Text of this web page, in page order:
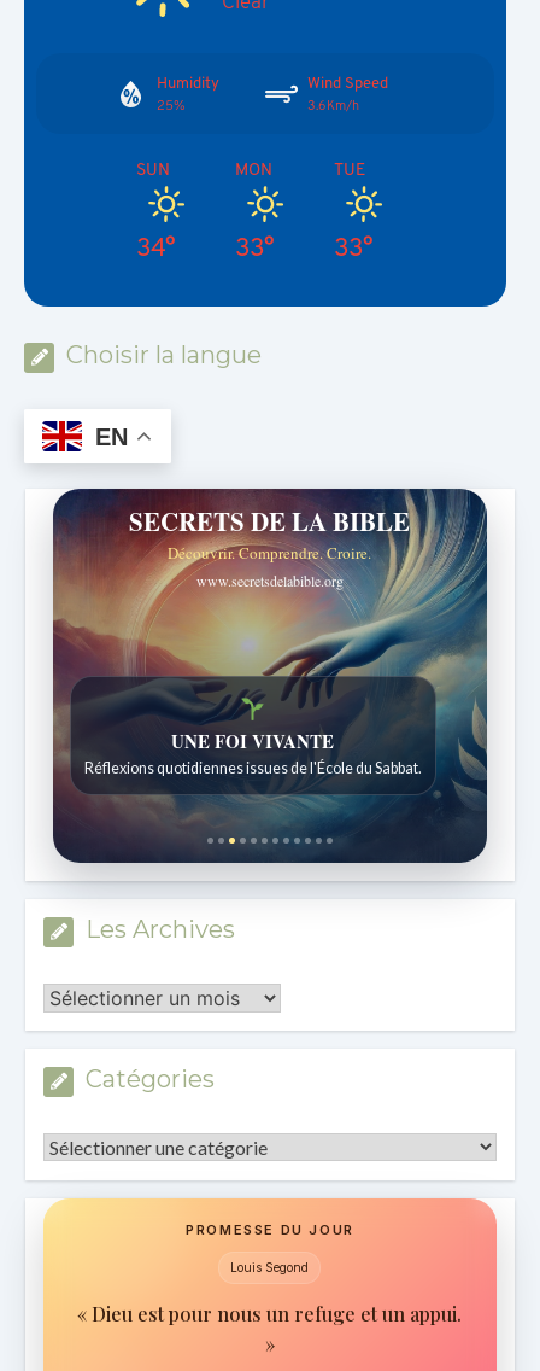
Humidity
25%
Wind Speed
3.6Km/h
SUN
34°
MON
33°
TUE
33°
Choisir la langue
EN
SECRETS DE LA BIBLE
Découvrir. Comprendre. Croire.
www.secretsdelabible.org
Histoires bibliques étonnantes
Histoires pour les enfants de 7 à 12 ans.
Les Archives
Les
Archives
Catégories
Catégories
PROMESSE DU JOUR
Louis Segond
« Dieu est pour nous un refuge et un appui.
»